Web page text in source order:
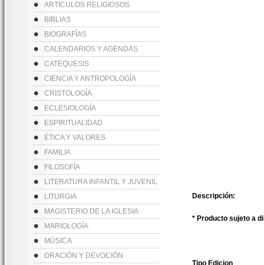
ARTICULOS RELIGIOSOS
BIBLIAS
BIOGRAFÍAS
CALENDARIOS Y AGENDAS
CATEQUESIS
CIENCIA Y ANTROPOLOGÍA
CRISTOLOGÍA
ECLESIOLOGÍA
ESPIRITUALIDAD
ÉTICA Y VALORES
FAMILIA
FILOSOFÍA
LITERATURA INFANTIL Y JUVENIL
LITURGIA
MAGISTERIO DE LA IGLESIA
MARIOLOGÍA
MÚSICA
ORACIÓN Y DEVOCIÓN
Descripción:
* Producto sujeto a
Tipo Edicion